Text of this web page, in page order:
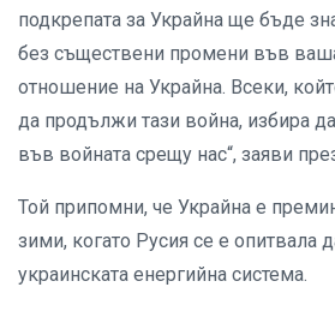
подкрепата за Украйна ще бъде
без съществени промени във
отношение на Украйна. Всеки,
да продължи тази война, избира
във войната срещу нас“, заяви
Той припомни, че Украйна е
зими, когато Русия се е опитвала
украинската енергийна система.